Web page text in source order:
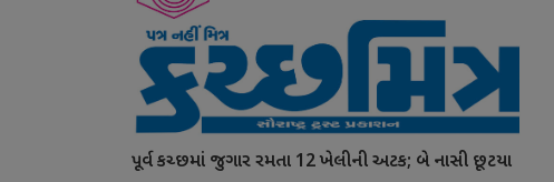
પૂર્વ કચ્છમાં જુગાર રમતા 12 ખેલીની અટક; બે નાસી છૂટયા